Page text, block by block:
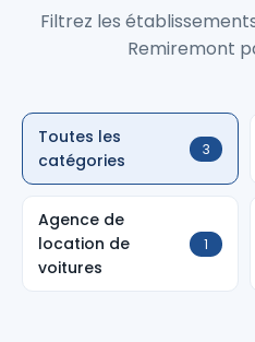
Filtrez les
Remiremont
Toutes les
catégories
3
Agence de
location de
voitures
1